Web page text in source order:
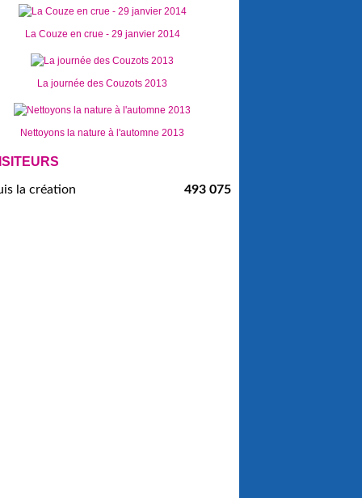
La Couze en crue - 29 janvier 2014
La journée des Couzots 2013
Nettoyons la nature à l'automne 2013
la création 493 075